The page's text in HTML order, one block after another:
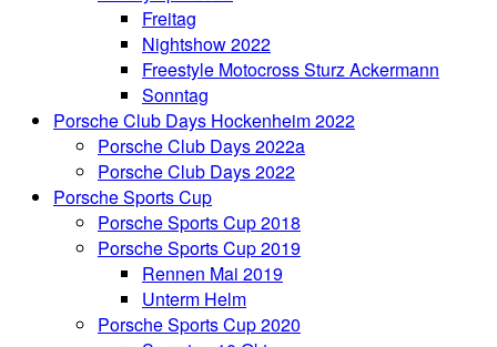
Freitag
Nightshow 2022
Freestyle Motocross Sturz Ackermann
Sonntag
Porsche Club Days Hockenheim 2022
Porsche Club Days 2022a
Porsche Club Days 2022
Porsche Sports Cup
Porsche Sports Cup 2018
Porsche Sports Cup 2019
Rennen Mai 2019
Unterm Helm
Porsche Sports Cup 2020